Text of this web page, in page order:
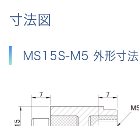
寸法図
MS15S-M5 外形寸法